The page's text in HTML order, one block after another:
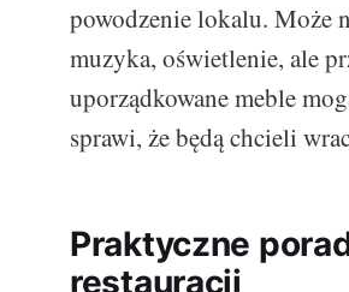
powodzenie lokalu. Może
muzyka, oświetlenie, ale
uporządkowane meble
sprawi, że będą chcieli
Praktyczne
restauracji